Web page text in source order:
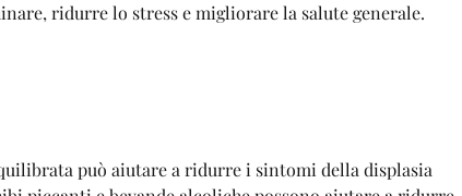
ridurre lo stress e migliorare la salute generale.
può aiutare a ridurre i sintomi della displasia